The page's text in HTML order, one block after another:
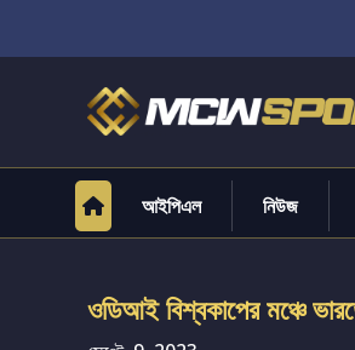
আইপিএল নিউজ
ওডিআই বিশ্বকাপের মঞ্চে